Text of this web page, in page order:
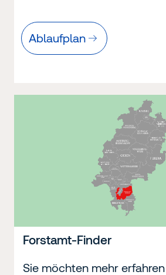
Ablaufplan
Forstamt-Finder
Sie möchten mehr